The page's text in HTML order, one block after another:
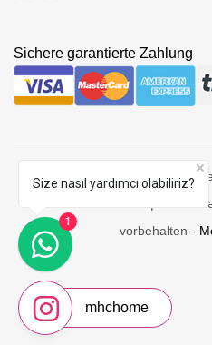
Sichere garantierte Zahlung
© 2026 Mhc Home Concept -
Modern Furniture |
vorbehalten -
mhchome
Size nasıl yardımcı olabiliriz?
1